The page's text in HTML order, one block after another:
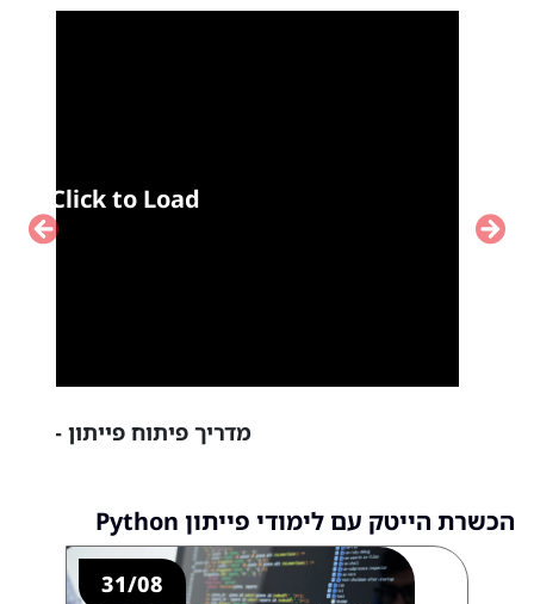
Click to Load
מדריך פיתוח פייתון -
Next
הכשרת הייטק עם לימודי פייתון Python
31/08